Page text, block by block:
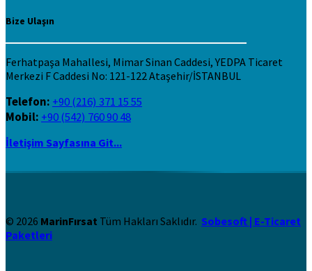
Bize Ulaşın
Ferhatpaşa Mahallesi, Mimar Sinan Caddesi, YEDPA Ticaret
Merkezi F Caddesi No: 121-122 Ataşehir/İSTANBUL
Telefon: +90 (216) 371 15 55
Mobil: +90 (542) 760 90 48
İletişim Sayfasına Git...
© 2026 MarinFırsat Tüm Hakları Saklıdır. Sobesoft | E-Ticaret
Paketleri